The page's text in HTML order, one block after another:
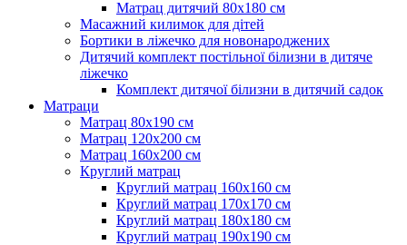
Матрац дитячий 80х180 см
Масажний килимок для дітей
Бортики в ліжечко для новонароджених
Дитячий комплект постільної білизни в дитяче
ліжечко
Комплект дитячої білизни в дитячий садок
Матраци
Матрац 80х190 см
Матрац 120х200 см
Матрац 160х200 см
Круглий матрац
Круглий матрац 160х160 см
Круглий матрац 170х170 см
Круглий матрац 180х180 см
Круглий матрац 190х190 см